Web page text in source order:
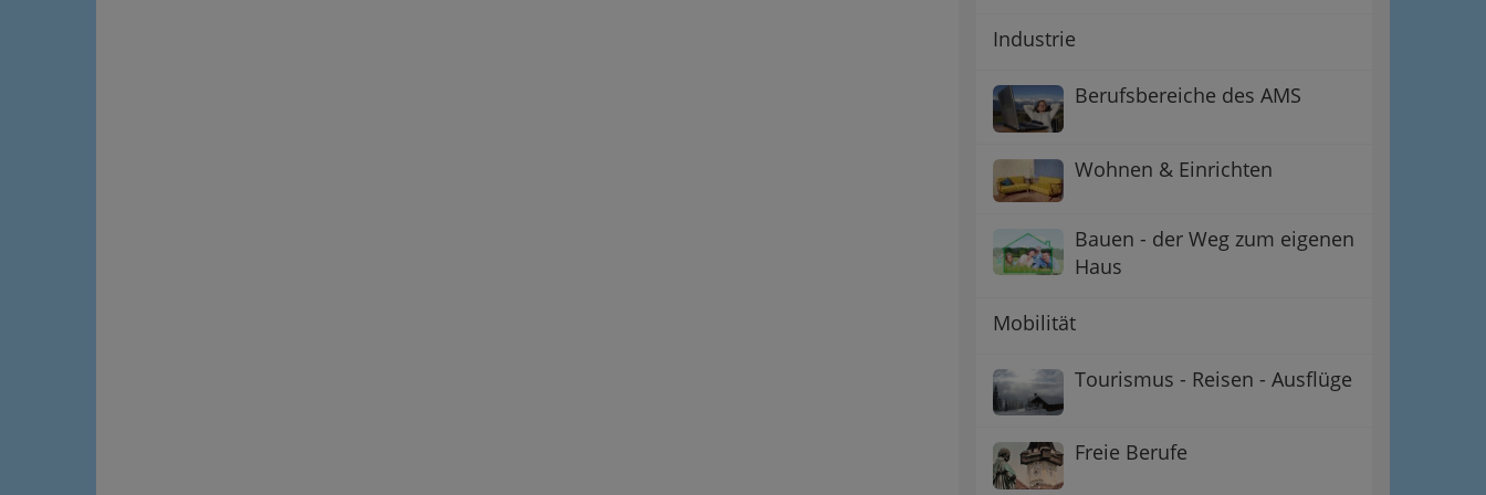
Industrie
Berufsbereiche des AMS
Wohnen & Einrichten
Bauen - der Weg zum eigenen
Haus
Mobilität
Tourismus - Reisen - Ausflüge
Freie Berufe